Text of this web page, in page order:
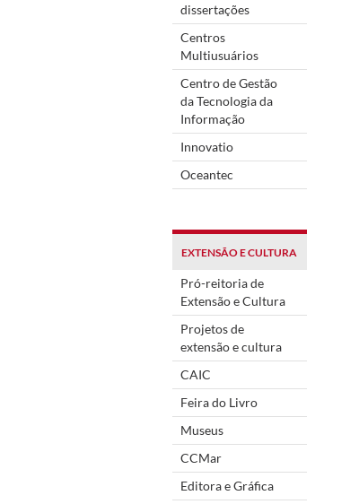
dissertações
Centros
Multiusuários
Centro de Gestão
da Tecnologia da
Informação
Innovatio
Oceantec
EXTENSÃO E CULTURA
Pró-reitoria de
Extensão e Cultura
Projetos de
extensão e cultura
CAIC
Feira do Livro
Museus
CCMar
Editora e Gráfica